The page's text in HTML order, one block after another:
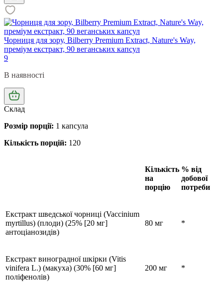
Чорниця для зору, Bilberry Premium Extract, Nature's Way,
преміум екстракт, 90 веганських капсул
9
В наявності
Склад
Розмір порції: 1 капсула
Кількість порцій: 120
Кількість
на
порцію
% від
добової
потреби
Екстракт шведської чорниці (Vaccinium
myrtillus) (плоди) (25% [20 мг]
антоціанозидів)
80 мг *
Екстракт виноградної шкірки (Vitis
vinifera L.) (макуха) (30% [60 мг]
поліфенолів)
200 мг *